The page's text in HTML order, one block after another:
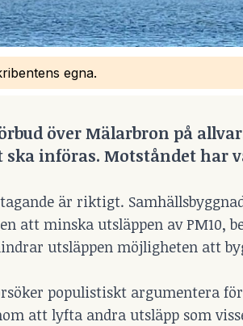
egna.
över Mälarbron på
ska införas. Motståndet har
är riktigt.
att minska utsläppen av PM10,
utsläppen möjligheten att
populistiskt argumentera
att lyfta andra utsläpp som